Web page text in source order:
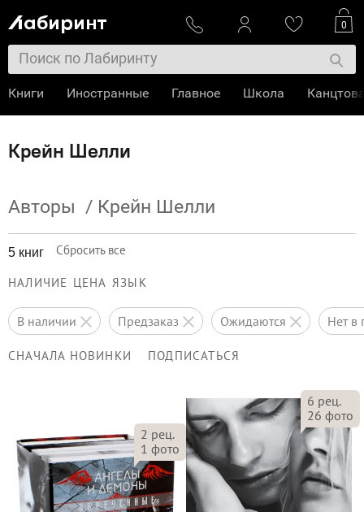
Крейн Шелли
Авторы / Крейн Шелли
5 книг Сбросить все
НАЛИЧИЕ ЦЕНА ЯЗЫК
в наличии предзаказ ожидаются нет
СНАЧАЛА НОВИНКИ ПОДПИСАТЬСЯ
2 рец.
1 фото
6 рец.
26 фото
0
Книги Иностранные Главное Школа